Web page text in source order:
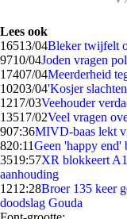
Lees ook
16513/04Bleker twijfelt
9710/04Joden vragen
17407/04Meerderheid
10203/04'Kosjer
1217/03Veehouder
13517/02Veel vragen
907:36MIVD-baas lekt
820:11Geen 'happy end'
3519:57XR blokkeert
aanhouding
1212:28Broer 135 keer
doodslag Gouda